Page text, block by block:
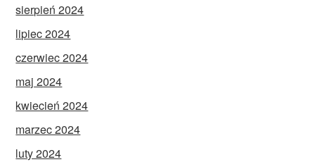
sierpień 2024
lipiec 2024
czerwiec 2024
maj 2024
kwiecień 2024
marzec 2024
luty 2024